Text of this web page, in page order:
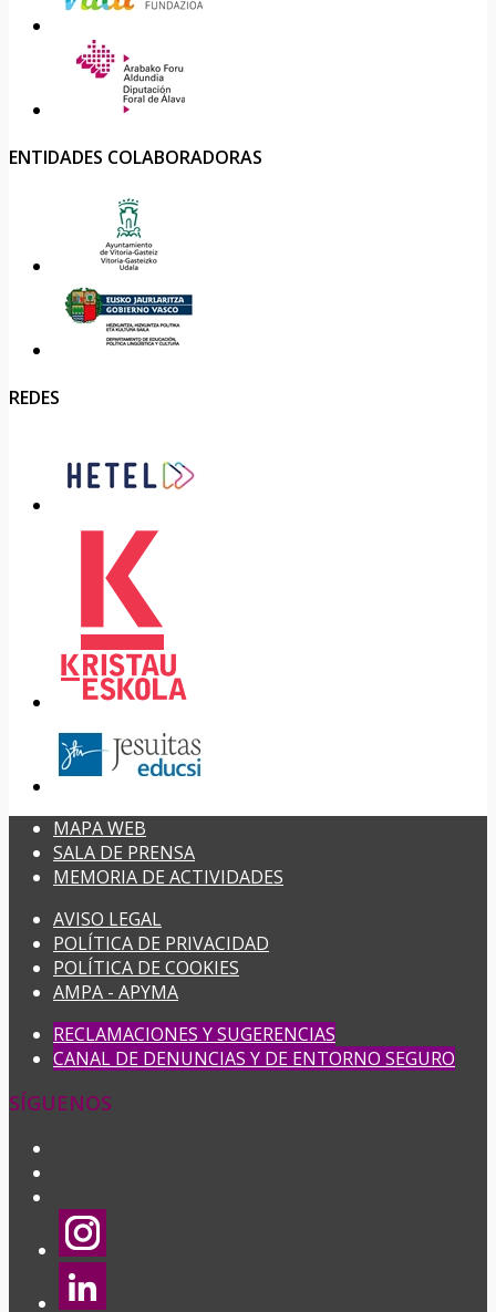
ENTIDADES COLABORADORAS
REDES
MAPA WEB
SALA DE PRENSA
MEMORIA DE ACTIVIDADES
AVISO LEGAL
POLÍTICA DE PRIVACIDAD
POLÍTICA DE COOKIES
AMPA - APYMA
RECLAMACIONES Y SUGERENCIAS
CANAL DE DENUNCIAS Y DE ENTORNO SEGURO
SÍGUENOS